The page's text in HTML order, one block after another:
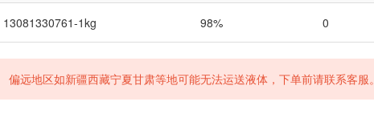
13081330761-1kg 98% 0
偏远地区如新疆西藏宁夏甘肃等地可能无法运送液体，下单前请联系客服。